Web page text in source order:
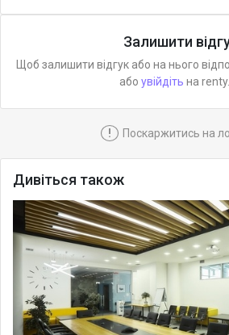
Залишити
Щоб залишити відгук або на нього
або увійдіть на
! Поскаржитись на
Дивіться також